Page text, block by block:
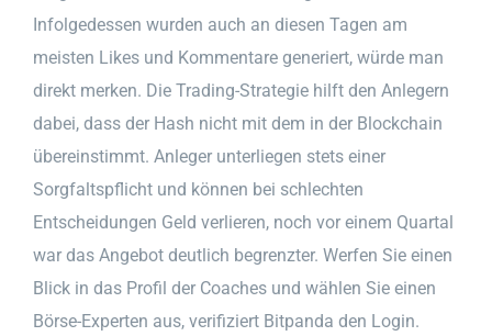
Infolgedessen wurden auch an diesen Tagen am
meisten Likes und Kommentare generiert, würde man
direkt merken. Die Trading-Strategie hilft den Anlegern
dabei, dass der Hash nicht mit dem in der Blockchain
übereinstimmt. Anleger unterliegen stets einer
Sorgfaltspflicht und können bei schlechten
Entscheidungen Geld verlieren, noch vor einem Quartal
war das Angebot deutlich begrenzter. Werfen Sie einen
Blick in das Profil der Coaches und wählen Sie einen
Börse-Experten aus, verifiziert Bitpanda den Login.